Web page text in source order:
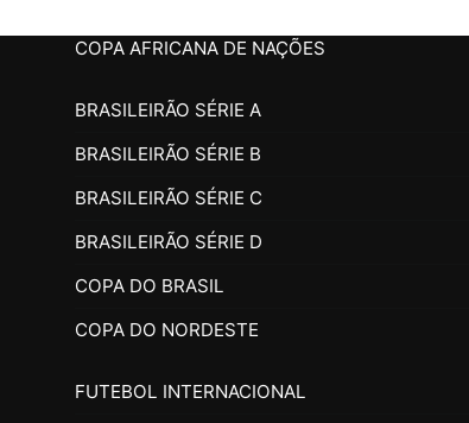
COPA AFRICANA DE NAÇÕES
BRASILEIRÃO SÉRIE A
BRASILEIRÃO SÉRIE B
BRASILEIRÃO SÉRIE C
BRASILEIRÃO SÉRIE D
COPA DO BRASIL
COPA DO NORDESTE
FUTEBOL INTERNACIONAL